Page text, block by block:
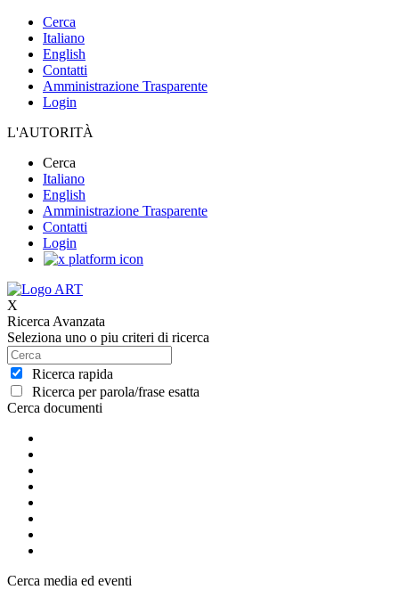
Cerca
Italiano
English
Contatti
Amministrazione Trasparente
Login
L'AUTORITÀ
Cerca
Italiano
English
Amministrazione Trasparente
Contatti
Login
X
Ricerca Avanzata
Seleziona uno o piu criteri di ricerca
Ricerca rapida
Ricerca per parola/frase esatta
Cerca documenti
Cerca media ed eventi